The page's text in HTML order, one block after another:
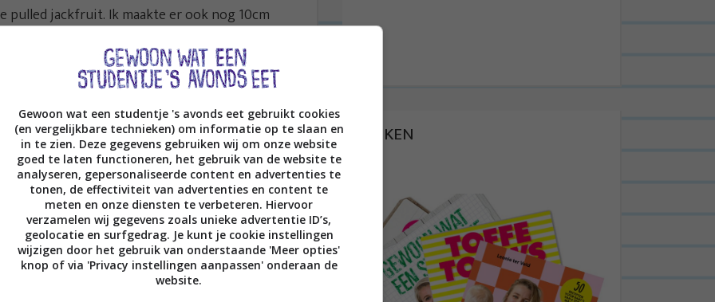
pulled jackfruit. Ik maakte er ook nog 10cm
maar dit voegde voor de smaak weinig toe,
pulled jackfruit, dan wat van het
wat stukjes mango, dan een kwak guacamole
beetje chiliflakes. Klaar! Dien 4 taco’s per
het niet heel spectaculair en zelfs een beetje
was het wel echt een feestje. MEGA
BOEKEN
Gewoon wat een studentje 's avonds eet gebruikt cookies
(en vergelijkbare technieken) om informatie op te slaan en
in te zien. Deze gegevens gebruiken wij om onze website
goed te laten functioneren, het gebruik van de website te
analyseren, gepersonaliseerde content en advertenties te
tonen, de effectiviteit van advertenties en content te
meten en onze diensten te verbeteren. Hiervoor
verzamelen wij gegevens zoals unieke advertentie ID’s,
geolocatie en surfgedrag. Je kunt je cookie instellingen
wijzigen door het gebruik van onderstaande 'Meer opties'
knop of via 'Privacy instellingen aanpassen' onderaan de
website.